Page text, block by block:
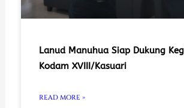
Lanud Manuhua Siap Dukung
Kodam XVIII/Kasuari
READ MORE »